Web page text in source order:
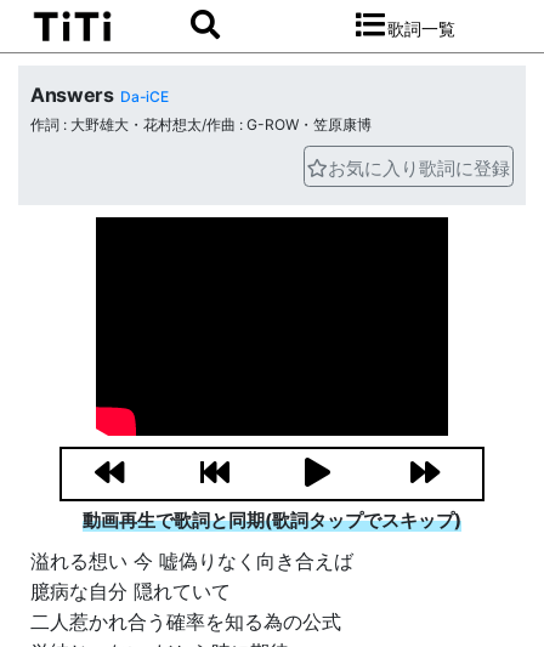
歌詞一覧
Answers Da-iCE
作詞 : 大野雄大・花村想太/作曲 : G-ROW・笠原康博
お気に入り歌詞に登録
動画再生で歌詞と同期(歌詞タップでスキップ)
溢れる想い 今 嘘偽りなく向き合えば
臆病な自分 隠れていて
二人惹かれ合う確率を知る為の公式